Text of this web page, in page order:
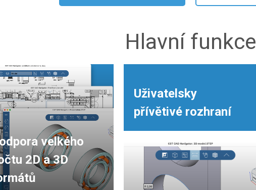
Hlavní funkce
velkého
2D a 3D
Uživatelsky
přívětivé rozhraní